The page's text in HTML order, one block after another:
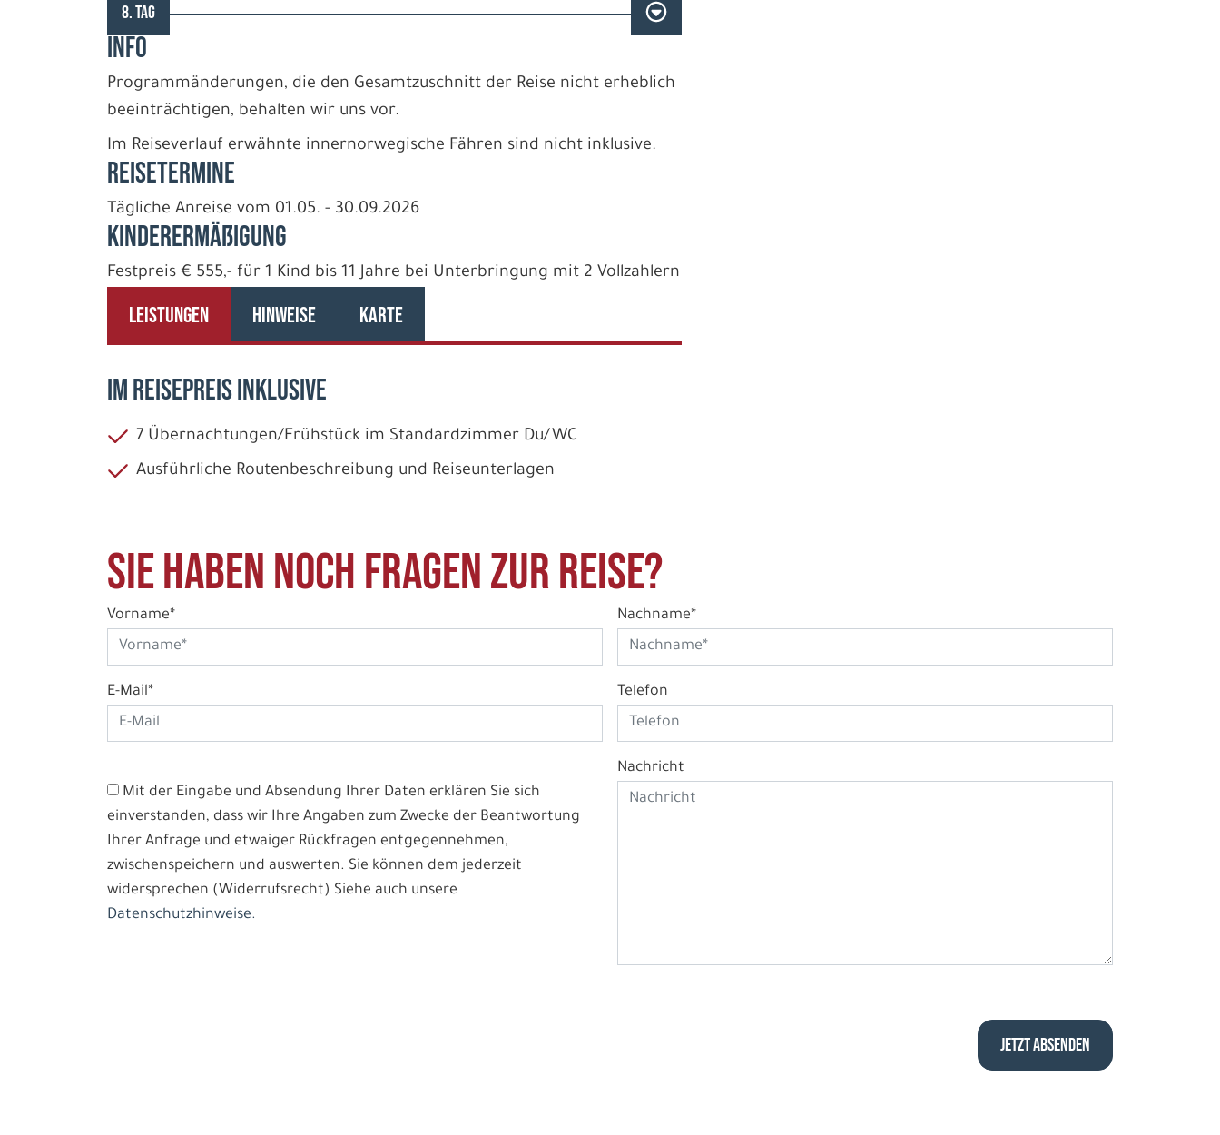
8. TAG
INFO
Programmänderungen, die den Gesamtzuschnitt der Reise nicht erheblich
beeinträchtigen, behalten wir uns vor.
Im Reiseverlauf erwähnte innernorwegische Fähren sind nicht inklusive.
REISETERMINE
Tägliche Anreise vom 01.05. - 30.09.2026
Kinderermäßigung
Festpreis € 555,- für 1 Kind bis 11 Jahre bei Unterbringung mit 2 Vollzahlern
LEISTUNGEN HINWEISE KARTE
IM REISEPREIS INKLUSIVE
7 Übernachtungen/Frühstück im Standardzimmer Du/WC
Ausführliche Routenbeschreibung und Reiseunterlagen
Sie haben noch Fragen zur Reise?
Vorname* Nachname*
E-Mail* Telefon
Mit der Eingabe und Absendung Ihrer Daten erklären Sie sich
einverstanden, dass wir Ihre Angaben zum Zwecke der Beantwortung
Ihrer Anfrage und etwaiger Rückfragen entgegennehmen,
zwischenspeichern und auswerten. Sie können dem jederzeit
widersprechen (Widerrufsrecht) Siehe auch unsere
Datenschutzhinweise.
Nachricht